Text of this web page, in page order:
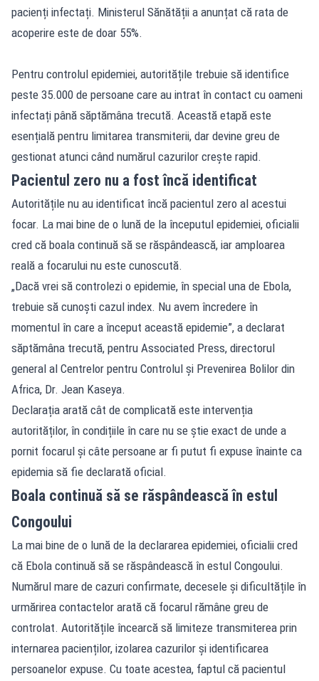
pacienți infectați. Ministerul Sănătății a anunțat că rata de
acoperire este de doar 55%.
Pentru controlul epidemiei, autoritățile trebuie să identifice
peste 35.000 de persoane care au intrat în contact cu oameni
infectați până săptămâna trecută. Această etapă este
esențială pentru limitarea transmiterii, dar devine greu de
gestionat atunci când numărul cazurilor crește rapid.
Pacientul zero nu a fost încă identificat
Autoritățile nu au identificat încă pacientul zero al acestui
focar. La mai bine de o lună de la începutul epidemiei, oficialii
cred că boala continuă să se răspândească, iar amploarea
reală a focarului nu este cunoscută.
„Dacă vrei să controlezi o epidemie, în special una de Ebola,
trebuie să cunoști cazul index. Nu avem încredere în
momentul în care a început această epidemie”, a declarat
săptămâna trecută, pentru Associated Press, directorul
general al Centrelor pentru Controlul și Prevenirea Bolilor din
Africa, Dr. Jean Kaseya.
Declarația arată cât de complicată este intervenția
autorităților, în condițiile în care nu se știe exact de unde a
pornit focarul și câte persoane ar fi putut fi expuse înainte ca
epidemia să fie declarată oficial.
Boala continuă să se răspândească în estul
Congoului
La mai bine de o lună de la declararea epidemiei, oficialii cred
că Ebola continuă să se răspândească în estul Congoului.
Numărul mare de cazuri confirmate, decesele și dificultățile în
urmărirea contactelor arată că focarul rămâne greu de
controlat. Autoritățile încearcă să limiteze transmiterea prin
internarea pacienților, izolarea cazurilor și identificarea
persoanelor expuse. Cu toate acestea, faptul că pacientul